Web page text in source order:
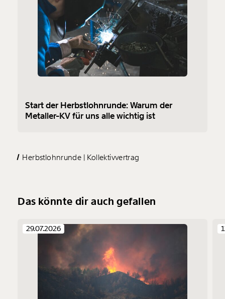
Start der Herbstlohnrunde: Warum der
Metaller-KV für uns alle wichtig ist
Herbstlohnrunde Kollektivvertrag
Das könnte dir auch gefallen
29.07.2026